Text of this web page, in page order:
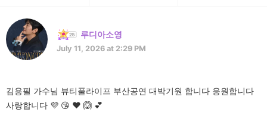
루디아소영
July 11, 2026 at 2:29 PM
김용필 가수님 뷰티풀라이프 부산공연 대박기원 합니다 응원합니다
사랑합니다 💜 😘 ❤️ 🙆 💕